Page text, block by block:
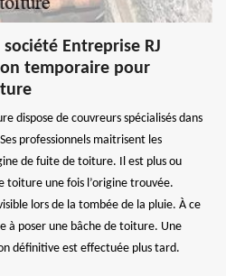
Entreprise RJ
temporaire pour
dispose de couvreurs spécialisés dans
professionnels maitrisent les
de fuite de toiture. Il est plus ou
toiture une fois l’origine trouvée.
lors de la tombée de la pluie. À ce
à poser une bâche de toiture. Une
définitive est effectuée plus tard.